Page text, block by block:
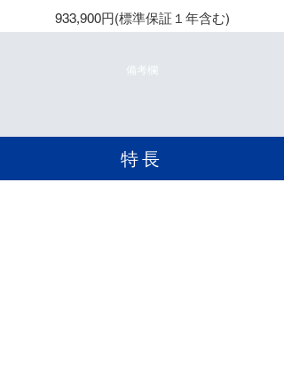
933,900円(標準保証１年含む)
備考欄
​特長